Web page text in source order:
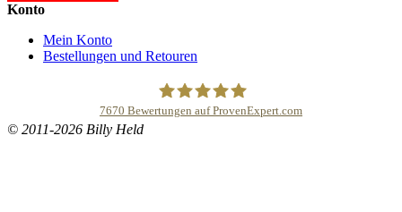
Konto
Mein Konto
Bestellungen und Retouren
7670 Bewertungen auf ProvenExpert.com
© 2011-2026 Billy Held